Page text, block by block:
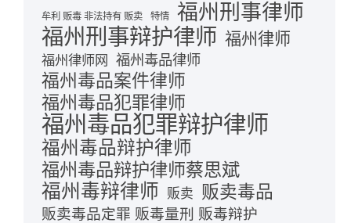
牟利 贩毒 非法持有 贩卖 特情 福州刑事律师
福州刑事辩护律师 福州律师
福州律师网 福州毒品律师
福州毒品案件律师
福州毒品犯罪律师
福州毒品犯罪辩护律师
福州毒品辩护律师
福州毒品辩护律师蔡思斌
福州毒辩律师 贩卖 贩卖毒品
贩卖毒品定罪 贩毒量刑 贩毒辩护